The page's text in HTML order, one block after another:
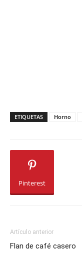
ETIQUETAS Horno
Pinterest
Artículo anterior
Flan de café casero